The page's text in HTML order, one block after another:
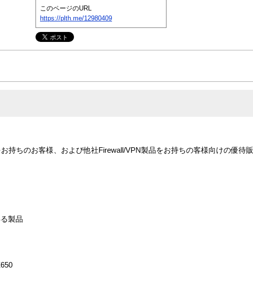
このページのURL
https://plth.me/12980409
持ちのお客様、および他社Firewall/VPN製品をお持ちの客様向けの優待販
製品